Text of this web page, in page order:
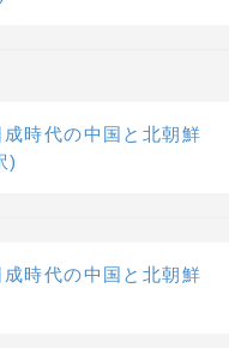
時代の中国と北朝鮮
)
時代の中国と北朝鮮